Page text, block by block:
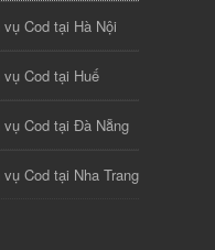
vụ Cod tại Hà Nội
vụ Cod tại Huế
vụ Cod tại Đà Nẵng
vụ Cod tại Nha Trang